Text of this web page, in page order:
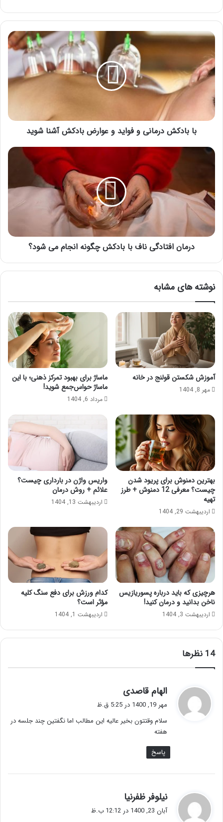
ت
ب
ا
ب
ا
د
ک
ش
د
ر
ن
و
ا
ی
د
و
ا
ض
د
ک
ش
آ
ش
ن
ا
ش
د
با بادکش درمانی و فواید و عوارض بادکش آشنا شوید
د
ن
ا
ف
ت
ا
ا
ف
ا
ب
ا
د
ک
ش
چ
گ
ه
ج
ا
م
م
ی
ش
د
؟
درمان افتادگی ناف با بادکش چگونه انجام می شود؟
نوشته های مشابه
آموزش شکستن قولنج در خانه
مهر 8, 1404
ماساژ برای بهبود تمرکز ذهنی؛ با این
ماساژ حواس‌جمع شوید!
مرداد 6, 1404
بهترین دمنوش برای پریود شدن
چیست؟ معرفی 12 دمنوش + طرز
تهیه
اردیبهشت 29, 1404
واریس واژن در بارداری چیست؟
علائم + روش درمان
اردیبهشت 13, 1404
هرچیزی که باید درباره پسوریازیس
ناخن بدانید و درمان کنید!
اردیبهشت 3, 1404
کدام ورزش برای دفع سنگ کلیه
مؤثر است؟
اردیبهشت 1, 1404
‫14 نظرها
الهام قاصدی
ف
:
مهر 19, 1400 در 5:25 ق.ظ
سلام وقتتون بخیر عالیه این مطالب اما نگفتین چند جلسه در
هفته
پاسخ
نیلوفر ظفرنیا
ت
آبان 23, 1400 در 12:12 ب.ظ